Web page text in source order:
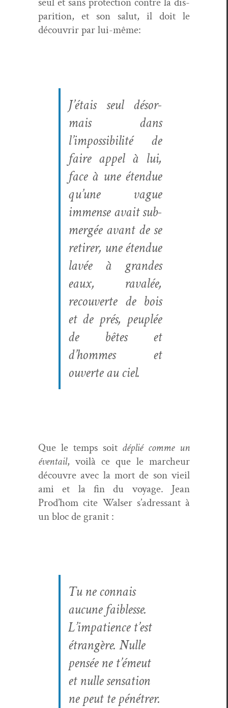
pari­tion, et son salut, il doit le
décou­vrir par lui-même:
J’étais seul désor­
mais dans
l’impossibilité de
faire appel à lui,
face à une éten­due
qu’une vague
immense avait sub­
mergée avant de se
retir­er, une éten­due
lavée à grandes
eaux, ravalée,
recou­verte de bois
et de prés, peu­plée
de bêtes et
d’hommes et
ouverte au ciel.
Que le temps soit déplié comme un
éven­tail, voilà ce que le marcheur
décou­vre avec la mort de son vieil
ami et la fin du voy­age. Jean
Prod’hom cite Walser s’adressant à
un bloc de granit :
Tu ne con­nais
aucune faib­lesse.
L’impatience t’est
étrangère. Nulle
pen­sée ne t’émeut
et nulle sen­sa­tion
ne peut te pénétr­er.